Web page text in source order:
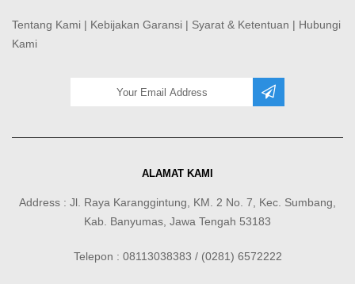
Tentang Kami | Kebijakan Garansi | Syarat & Ketentuan | Hubungi
Kami
ALAMAT KAMI
Address : Jl. Raya Karanggintung, KM. 2 No. 7, Kec. Sumbang,
Kab. Banyumas, Jawa Tengah 53183
Telepon : 08113038383 / (0281) 6572222